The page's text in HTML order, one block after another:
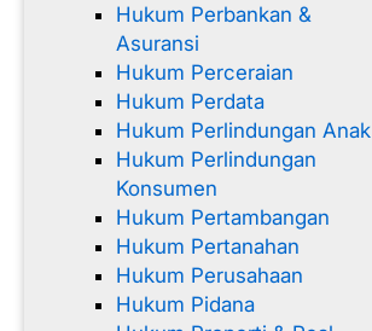
Hukum Perbankan &
Asuransi
Hukum Perceraian
Hukum Perdata
Hukum Perlindungan Anak
Hukum Perlindungan
Konsumen
Hukum Pertambangan
Hukum Pertanahan
Hukum Perusahaan
Hukum Pidana